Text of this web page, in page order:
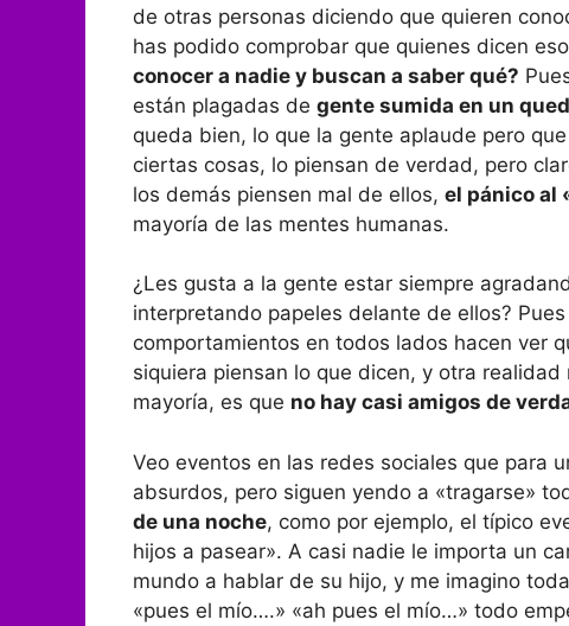
de otras personas diciendo que quieren
has podido comprobar que quienes dicen
conocer a nadie y buscan a saber qué?
están plagadas de gente sumida en un
queda bien, lo que la gente aplaude pero
ciertas cosas, lo piensan de verdad, pero
los demás piensen mal de ellos, el pánico al
mayoría de las mentes humanas.
¿Les gusta a la gente estar siempre
interpretando papeles delante de ellos?
comportamientos en todos lados hacen ver
siquiera piensan lo que dicen, y otra
mayoría, es que no hay casi amigos de
Veo eventos en las redes sociales que para
absurdos, pero siguen yendo a «tragarse»
de una noche, como por ejemplo, el típico
hijos a pasear». A casi nadie le importa un
mundo a hablar de su hijo, y me imagino
«pues el mío….» «ah pues el mío…» todo